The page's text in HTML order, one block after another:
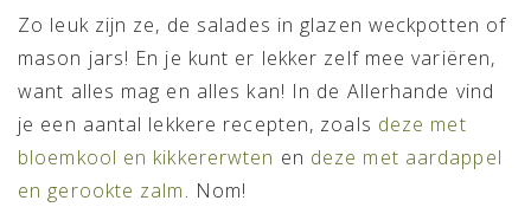
Zo leuk zijn ze, de salades in glazen weckpotten of
mason jars! En je kunt er lekker zelf mee variëren,
want alles mag en alles kan! In de Allerhande vind
je een aantal lekkere recepten, zoals deze met
bloemkool en kikkererwten en deze met aardappel
en gerookte zalm. Nom!